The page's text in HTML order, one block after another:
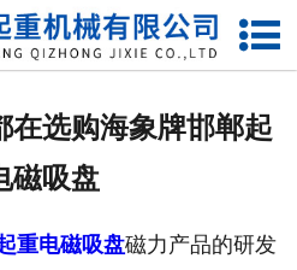
网站首页
在选购海象牌邯郸起
磁吸盘
重电磁吸盘磁力产品的研发